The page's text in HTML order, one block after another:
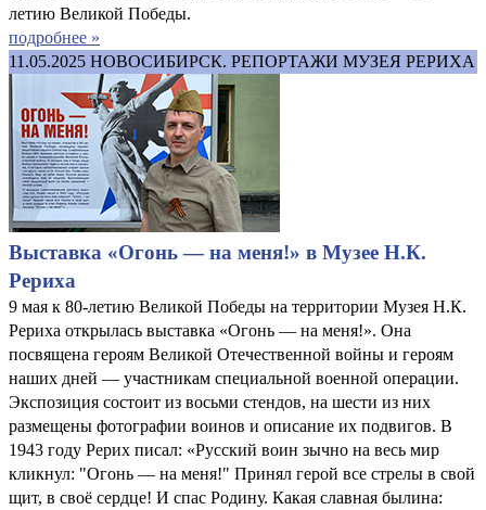
летию Великой Победы.
подробнее »
11.05.2025 НОВОСИБИРСК. РЕПОРТАЖИ МУЗЕЯ РЕРИХА
Выставка «Огонь — на меня!» в Музее Н.К.
Рериха
9 мая к 80-летию Великой Победы на территории Музея Н.К.
Рериха открылась выставка «Огонь — на меня!». Она
посвящена героям Великой Отечественной войны и героям
наших дней — участникам специальной военной операции.
Экспозиция состоит из восьми стендов, на шести из них
размещены фотографии воинов и описание их подвигов. В
1943 году Рерих писал: «Русский воин зычно на весь мир
кликнул: "Огонь — на меня!" Принял герой все стрелы в свой
щит, в своё сердце! И спас Родину. Какая славная былина: